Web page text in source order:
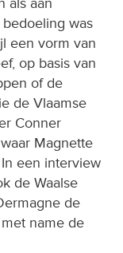
als aan
was
een vorm van
op basis van
of de
de Vlaamse
Conner
Magnette
een interview
de Waalse
de
name de